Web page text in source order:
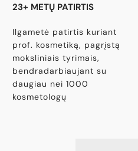
23+ METŲ PATIRTIS
Ilgametė patirtis kuriant
prof. kosmetiką, pagrįstą
moksliniais tyrimais,
bendradarbiaujant su
daugiau nei 1000
kosmetologų